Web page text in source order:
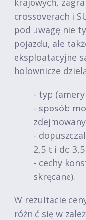
krajowych,
crossoverach i
pod uwagę nie
pojazdu, ale
eksploatacyjne
holownicze
- typ
- sposób
-
2,5 t i do
- cechy
skręcane).
W rezultacie
różnić się w